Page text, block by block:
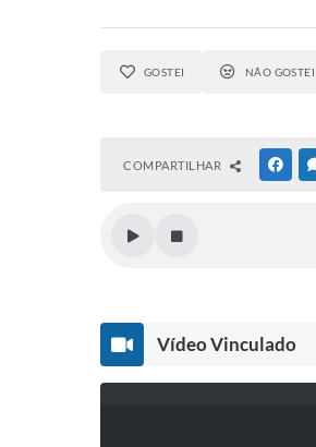
GOSTEI NÃO GOSTEI
COMPARTILHAR
Vídeo Vinculado